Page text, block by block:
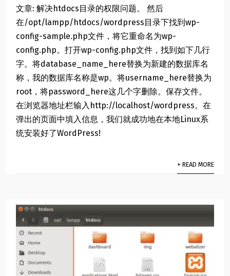
文章: 解决htdocs目录的权限问题。 然后
在/opt/lampp/htdocs/wordpress目录下找到wp-
config-sample.php文件，将它重命名为wp-
config.php。打开wp-config.php文件，找到如下几行
字。将database_name_here替换为新建的数据库名
称，我的数据库名称是wp。将username_here替换为
root，将password_here这几个字删除。保存文件。
在浏览器地址栏输入http://localhost/wordpress。在
弹出的页面中填入信息，我们就成功地在本地Linux系
统安装好了WordPress!
+ READ MORE